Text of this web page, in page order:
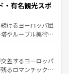
旅をしてみよう！
メンコ、熱気あふ
の一部となってい
や、バルセロナの
ローマ遺跡や中世
スペインはその個
る。 なお、新着のスペイン情報は コ
・有名観光スポ
けるヨーロッパ屈
やルーブル美術館
宮殿、歴史的な大
が、訪れる者を心
国としても知ら
差するヨーロッパ
るロマンチック街